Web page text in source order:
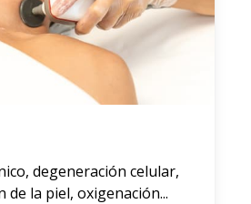
degeneración celular,
de la piel, oxigenación...